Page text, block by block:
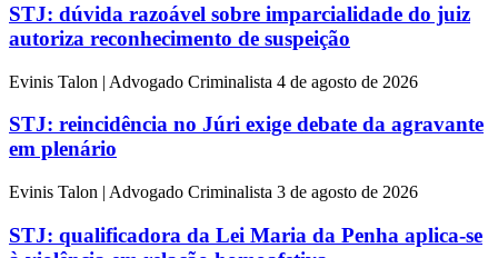
STJ: dúvida razoável sobre imparcialidade do juiz
autoriza reconhecimento de suspeição
Evinis Talon | Advogado Criminalista 4 de agosto de 2026
STJ: reincidência no Júri exige debate da agravante
em plenário
Evinis Talon | Advogado Criminalista 3 de agosto de 2026
STJ: qualificadora da Lei Maria da Penha aplica-se